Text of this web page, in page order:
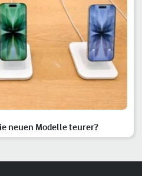
neuen Modelle teurer?